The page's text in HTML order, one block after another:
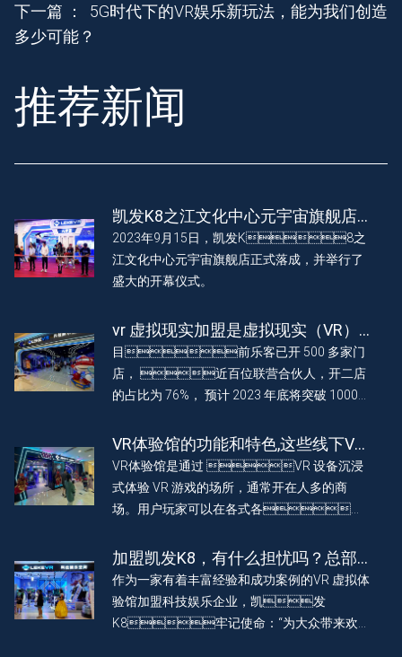
下一篇 ： 5G时代下的VR娱乐新玩法，能为我们创造
多少可能？
推荐新闻
凯发K8之江文化中心元宇宙旗舰店
正式落成 盛大开幕
2023年9月15日，凯发K8之
江文化中心元宇宙旗舰店正式落成，并举行了
盛大的开幕仪式。
vr 虚拟现实加盟是虚拟现实（VR）
技术的商业化突破点吗？
目前乐客已开 500 多家门
店， 近百位联营合伙人，开二店
的占比为 76%， 预计 2023 年底将突破 1000
城合伙，千店联营”大计。
VR体验馆的功能和特色,这些线下VR
体验馆你去过吗?
VR体验馆是通过 VR 设备沉浸
式体验 VR 游戏的场所，通常开在人多的商
场。用户玩家可以在各式各样
加盟凯发K8，有什么担忧吗？总部
会扶持吗？
作为一家有着丰富经验和成功案例的VR 虚拟体
验馆加盟科技娱乐企业，凯发
K8牢记使命：“为大众带来欢